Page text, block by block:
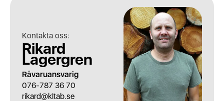
Kontakta oss:
Rikard
Lagergren
Råvaruansvarig
076-787 36 70
rikard@kltab.se